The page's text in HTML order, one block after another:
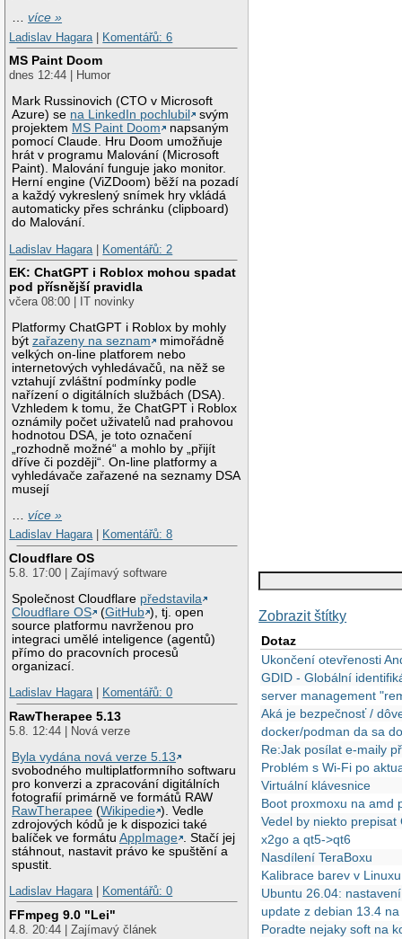
…více »
Ladislav Hagara
Komentářů: 6
MS Paint Doom
dnes 12:44 | Humor
Mark Russinovich (CTO v Microsoft
Azure) se na LinkedIn pochlubil
svým
projektem MS Paint Doom
napsaným
pomocí Claude. Hru Doom umožňuje
hrát v programu Malování (Microsoft
Paint). Malování funguje jako monitor.
Herní engine (ViZDoom) běží na pozadí
a každý vykreslený snímek hry vkládá
automaticky přes schránku (clipboard)
do Malování.
Ladislav Hagara
Komentářů: 2
EK: ChatGPT i Roblox mohou spadat
pod přísnější pravidla
včera 08:00 | IT novinky
Platformy ChatGPT i Roblox by mohly
býtzařazeny na seznam
mimořádně
velkých on-line platforem nebo
internetových vyhledávačů, na něž se
vztahují zvláštní podmínky podle
nařízení o digitálních službách (DSA).
Vzhledem k tomu, že ChatGPT i Roblox
oznámily počet uživatelů nad prahovou
hodnotou DSA, je toto označení
„rozhodně možné“ a mohlo by „přijít
dříve či později“. On-line platformy a
vyhledávače zařazené na seznamy DSA
musejí
…více »
Ladislav Hagara| Komentářů: 8
Cloudflare OS
5.8. 17:00 | Zajímavý software
Společnost Cloudflare představila
Cloudflare OS
(GitHub ), tj. open
source platformu navrženou pro
integraci umělé inteligence (agentů)
přímo do pracovních procesů
organizací.
Ladislav Hagara| Komentářů: 0
RawTherapee 5.13
5.8. 12:44 | Nová verze
Byla vydána nová verze 5.13
svobodného multiplatformního softwaru
pro konverzi a zpracování digitálních
fotografií primárně ve formátů RAW
RawTherapee (Wikipedie ). Vedle
zdrojových kódů je k dispozici také
balíček ve formátuAppImage
. Stačí jej
stáhnout, nastavit právo ke spuštění a
spustit.
Ladislav Hagara| Komentářů: 0
FFmpeg 9.0 "Lei"
4.8. 20:44 | Zajímavý článek
Zobrazit štítky
Dotaz
Ukončení otevřenosti
GDID - Globální
server management
Aká je bezpečnosť /
docker/podman da sa
Re:Jak posílat e-maily
Problém s Wi-Fi po
Virtuální klávesnice
Boot proxmoxu na amd
Vedel by niekto
x2go a qt5->qt6
Nasdílení TeraBoxu
Kalibrace barev v
Ubuntu 26.04:
update z debian 13.4
Poradte nejaky soft na